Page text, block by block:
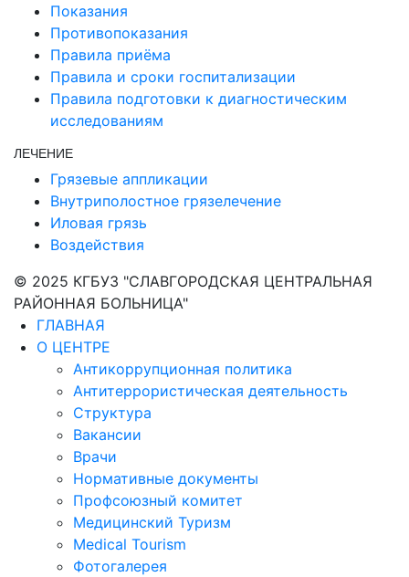
Показания
Противопоказания
Правила приёма
Правила и сроки госпитализации
Правила подготовки к диагностическим
исследованиям
ЛЕЧЕНИЕ
Грязевые аппликации
Внутриполостное грязелечение
Иловая грязь
Воздействия
© 2025 КГБУЗ "СЛАВГОРОДСКАЯ ЦЕНТРАЛЬНАЯ
РАЙОННАЯ БОЛЬНИЦА"
ГЛАВНАЯ
О ЦЕНТРЕ
Антикоррупционная политика
Антитеррористическая деятельность
Структура
Вакансии
Врачи
Нормативные документы
Профсоюзный комитет
Медицинский Туризм
Medical Tourism
Фотогалерея